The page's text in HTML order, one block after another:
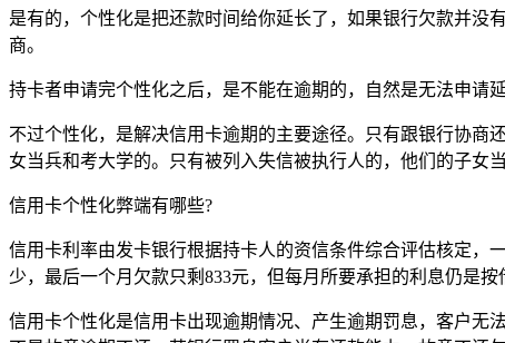
是有的，个性化是把还款时间给你延长了，如果银行欠款并没
商。
持卡者申请完个性化之后，是不能在逾期的，自然是无法申请
不过个性化，是解决信用卡逾期的主要途径。只有跟银行协商
女当兵和考大学的。只有被列入失信被执行人的，他们的子女
信用卡个性化弊端有哪些?
信用卡利率由发卡银行根据持卡人的资信条件综合评估核定，
少，最后一个月欠款只剩833元，但每月所要承担的利息仍是按
信用卡个性化是信用卡出现逾期情况、产生逾期罚息，客户无